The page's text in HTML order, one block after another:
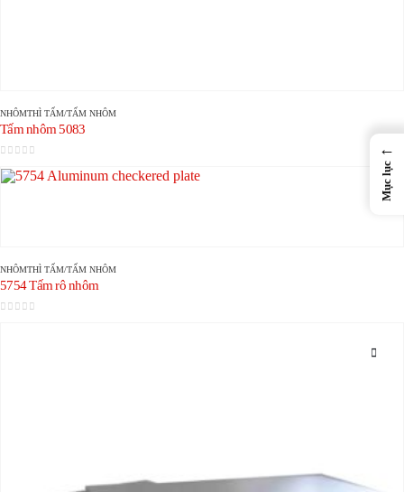
NHÔMTHÌ TẤM/TẤM NHÔM
Tấm nhôm 5083
NHÔMTHÌ TẤM/TẤM NHÔM
5754 Tấm rô nhôm
←
Mục lục